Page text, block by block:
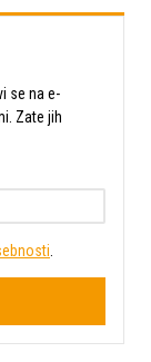
se na e-
Zate jih